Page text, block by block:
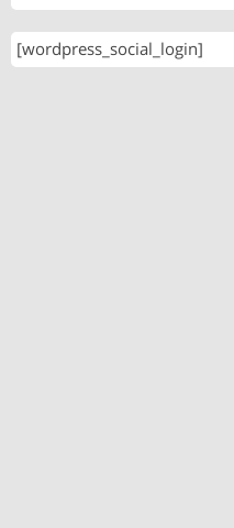
[wordpress_social_login]